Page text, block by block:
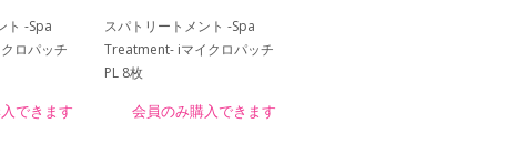
ト -Spa
ロパッチ
できます
スパトリートメント -Spa
Treatment- iマイクロパッチ
PL 8枚
会員のみ購入できます